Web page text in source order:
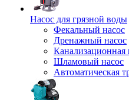
Насос для грязной воды
Фекальный насос
Дренажный насос
Канализационная
Шламовый насос
Автоматическая